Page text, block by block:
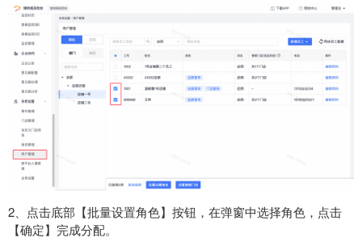
2、点击底部【批量设置角色】按钮，在弹窗中选择角色，点击
【确定】完成分配。